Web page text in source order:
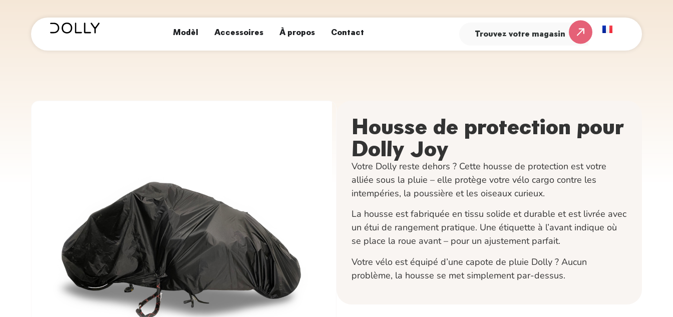
Modèl Accessoires À propos Contact Trouvez votre magasin
Housse de protection pour
Dolly Joy
Votre Dolly reste dehors ? Cette housse de protection est votre
alliée sous la pluie – elle protège votre vélo cargo contre les
intempéries, la poussière et les oiseaux curieux.
La housse est fabriquée en tissu solide et durable et est livrée avec
un étui de rangement pratique. Une étiquette à l’avant indique où
se place la roue avant – pour un ajustement parfait.
Votre vélo est équipé d’une capote de pluie Dolly ? Aucun
problème, la housse se met simplement par-dessus.